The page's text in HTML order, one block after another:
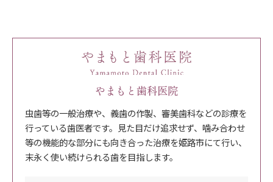
やまもと歯科医院
虫歯等の一般治療や、義歯の作製、審美歯科などの診療を
行っている歯医者です。見た目だけ追求せず、噛み合わせ
等の機能的な部分にも向き合った治療を姫路市にて行い、
末永く使い続けられる歯を目指します。